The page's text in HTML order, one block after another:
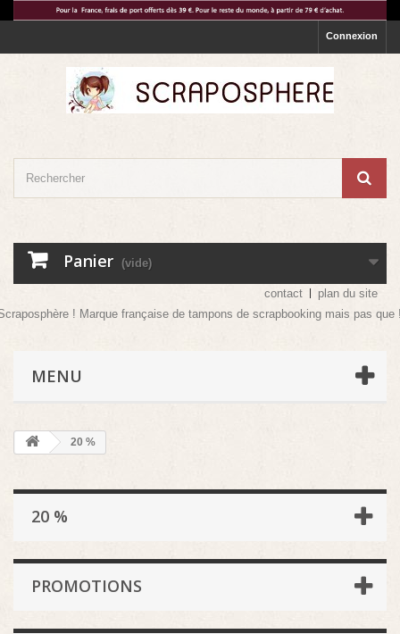
Connexion
Panier (vide)
contact
plan du site
Marque française de tampons de scrapbooking mais pas que ! Venez
MENU
20 %
20 %
PROMOTIONS